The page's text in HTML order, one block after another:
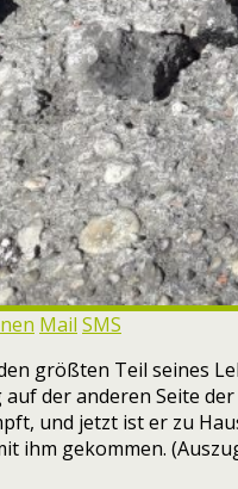
Mail SMS
größten Teil seines
auf der anderen Seite der
und jetzt ist er zu
ihm gekommen.